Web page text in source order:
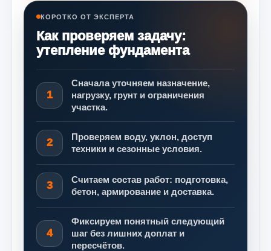
КОРОТКО ОТ ЭКСПЕРТА
Как проверяем задачу:
утепление фундамента
1
Сначала уточняем назначение,
нагрузку, грунт и ограничения
участка.
2
Проверяем воду, уклон, доступ
техники и сезонные условия.
3
Считаем состав работ: подготовка,
бетон, армирование и доставка.
4
Фиксируем понятный следующий
шаг без лишних доплат и
пересчётов.